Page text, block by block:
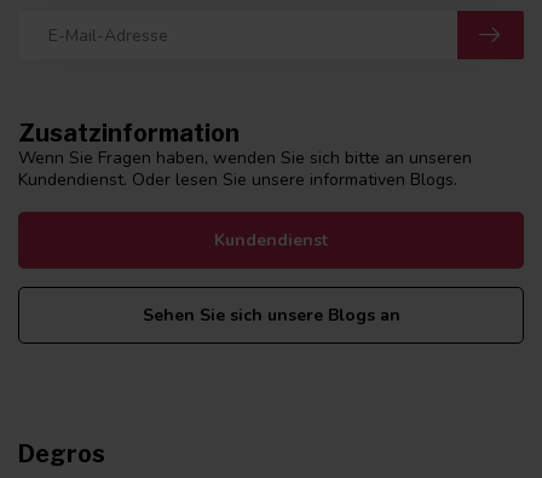
Zusatzinformation
Wenn Sie Fragen haben, wenden Sie sich bitte an unseren
Kundendienst. Oder lesen Sie unsere informativen Blogs.
Kundendienst
Sehen Sie sich unsere Blogs an
Degros